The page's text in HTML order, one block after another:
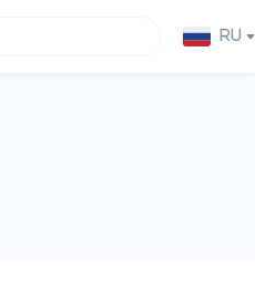
RU